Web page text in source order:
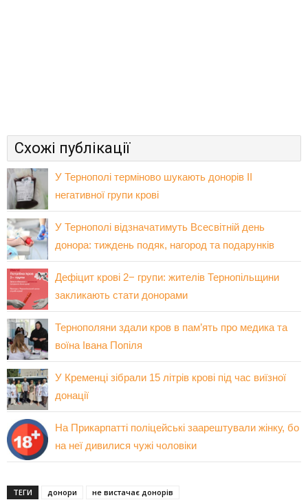
Схожі публікації
У Тернополі терміново шукають донорів II
негативної групи крові
У Тернополі відзначатимуть Всесвітній день
донора: тиждень подяк, нагород та подарунків
Дефіцит крові 2− групи: жителів Тернопільщини
закликають стати донорами
Тернополяни здали кров в пам’ять про медика та
воїна Івана Попіля
У Кременці зібрали 15 літрів крові під час виїзної
донації
На Прикарпатті поліцейські заарештували жінку, бо
на неї дивилися чужі чоловіки
ТЕГИ донори не вистачає донорів